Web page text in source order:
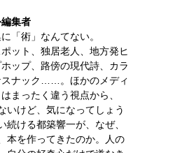
集者
「術」なんてない。
ット、独居老人、地方発ヒ
ホップ、路傍の現代詩、カラ
スナック……。ほかのメディ
まったく違う視点から、
いけど、気になってしょう
続ける都築響一が、なぜ、
本を作ってきたのか。人の